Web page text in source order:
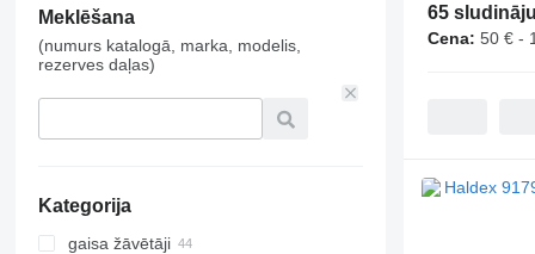
Meklēšana
(numurs katalogā, marka, modelis,
rezerves daļas)
Kategorija
gaisa žāvētāji
65
Cena: 50 € -